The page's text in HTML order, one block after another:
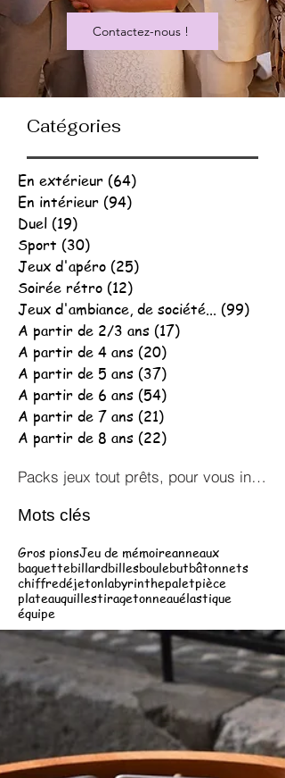
Contactez-nous !
Catégories
En extérieur (64)
En intérieur (94)
Duel (19)
Sport (30)
Jeux d'apéro (25)
Soirée rétro (12)
Jeux d'ambiance, de société... (99)
A partir de 2/3 ans (17)
A partir de 4 ans (20)
A partir de 5 ans (37)
A partir de 6 ans (54)
A partir de 7 ans (21)
A partir de 8 ans (22)
Packs jeux tout prêts, pour vous inspirer !
Mots clés
Gros pionsJeu de mémoireanneaux
baguettebillardbillesboulebutbâtonnets
chiffredéjetonlabyrinthepaletpièce
plateauquillestiragetonneauélastique
équipe